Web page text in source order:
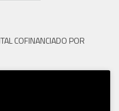
COFINANCIADO POR